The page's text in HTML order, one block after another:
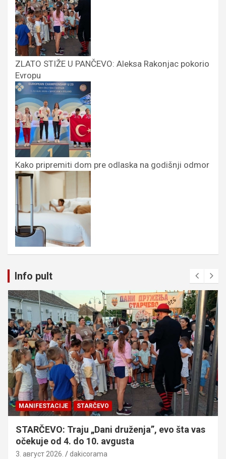
ZLATO STIŽE U PANČEVO: Aleksa Rakonjac pokorio
Evropu
Kako pripremiti dom pre odlaska na godišnji odmor
Info pult
MANIFESTACIJE STARČEVO
STARČEVO: Traju „Dani druženja”, evo šta vas
očekuje od 4. do 10. avgusta
3. август 2026. dakicorama